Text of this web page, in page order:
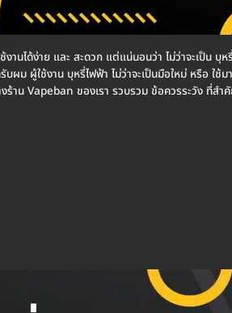
านได้ง่าย และ สะดวก แต่แน่นอนว่า ไม่ว่าจะเป็น บุห
ผม ผู้ใช้งาน บุหรี่ไฟฟ้า ไม่ว่าจะเป็นมือใหม่ หรือ ใ
ร้าน Vapeban ของเรา รวบรวม ข้อควรระวัง ที่ส